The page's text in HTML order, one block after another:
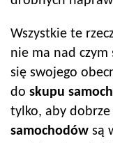
Wszystkie te
nie ma nad czym
się swojego
do skupu
tylko, aby
samochodów są